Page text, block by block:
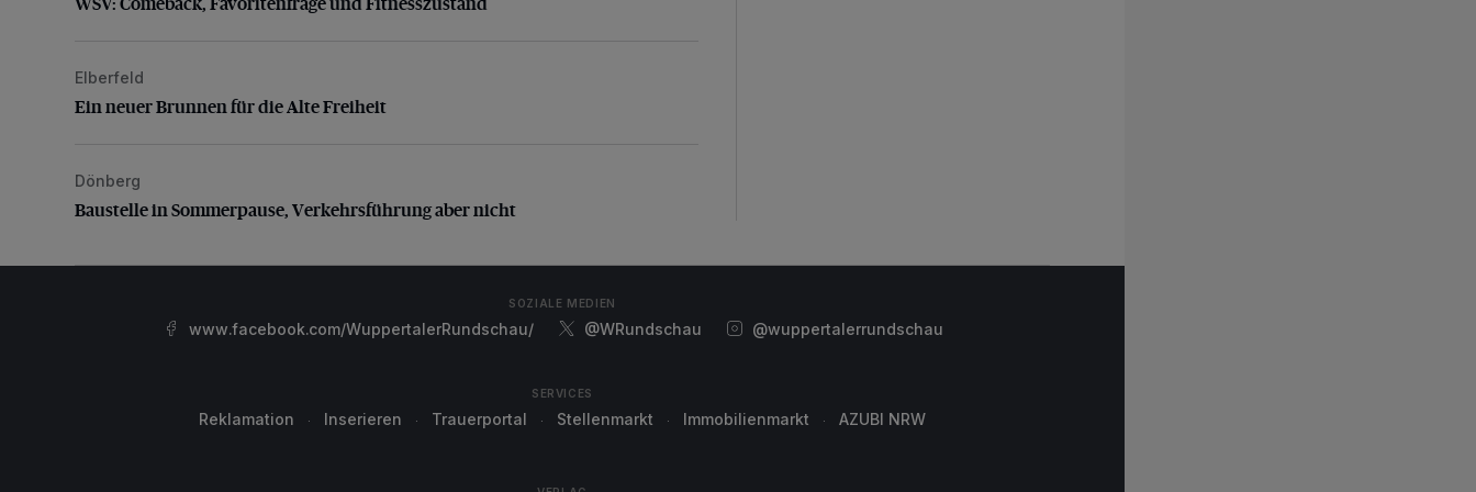
Ein neuer Brunnen für die Alte Freiheit
Elberfeld
Ein neuer Brunnen für die Alte Freiheit
Baustelle in Sommerpause, Verkehrsführung aber nicht
Dönberg
Baustelle in Sommerpause, Verkehrsführung aber nicht
SOZIALE MEDIEN
www.facebook.com/WuppertalerRundschau/ @WRundschau @wuppertalerrundschau
SERVICES
Reklamation Inserieren Trauerportal Stellenmarkt Immobilienmarkt AZUBI NRW